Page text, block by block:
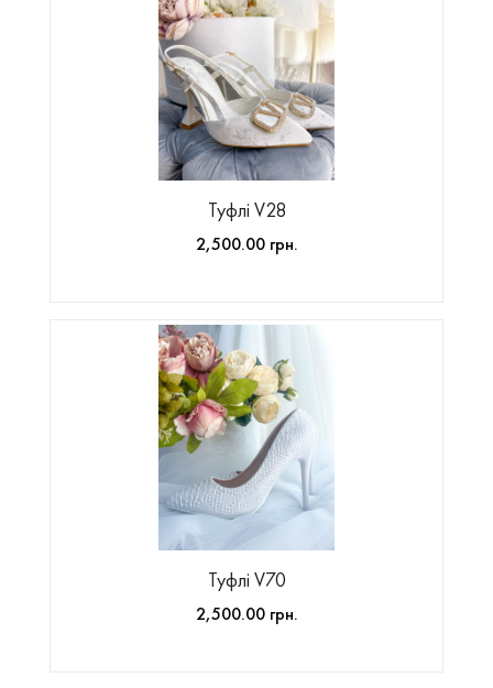
Туфлі V28
2,500.00 грн.
Туфлі V70
2,500.00 грн.